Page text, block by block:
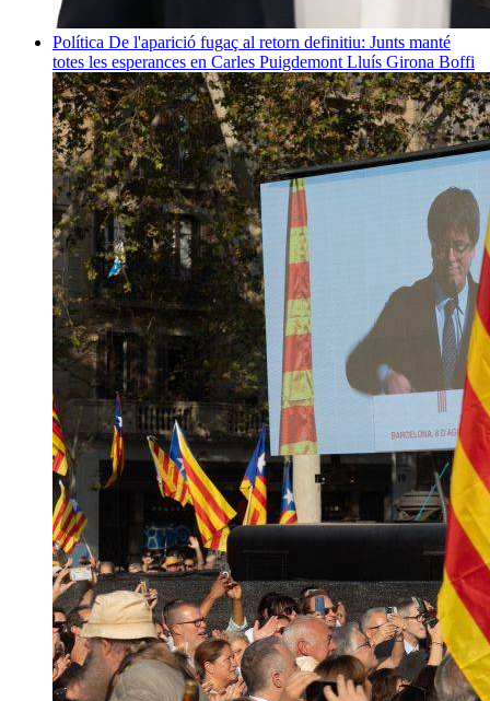
Política De l'aparició fugaç al retorn definitiu: Junts manté
totes les esperances en Carles Puigdemont Lluís Girona Boffi